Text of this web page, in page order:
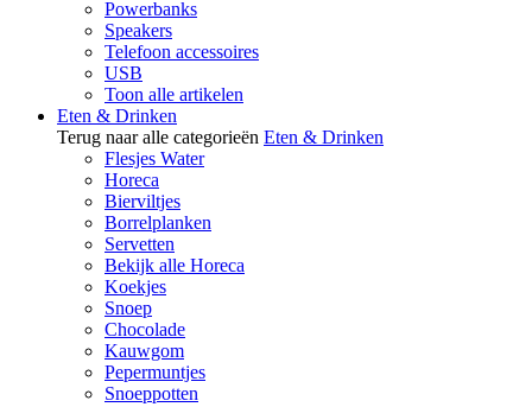
Powerbanks
Speakers
Telefoon accessoires
USB
Toon alle artikelen
Eten & Drinken
Terug naar alle categorieën Eten & Drinken
Flesjes Water
Horeca
Bierviltjes
Borrelplanken
Servetten
Bekijk alle Horeca
Koekjes
Snoep
Chocolade
Kauwgom
Pepermuntjes
Snoeppotten